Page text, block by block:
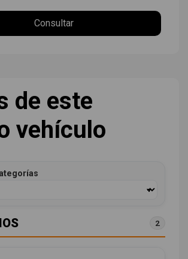
Consultar
de este
vehículo
2